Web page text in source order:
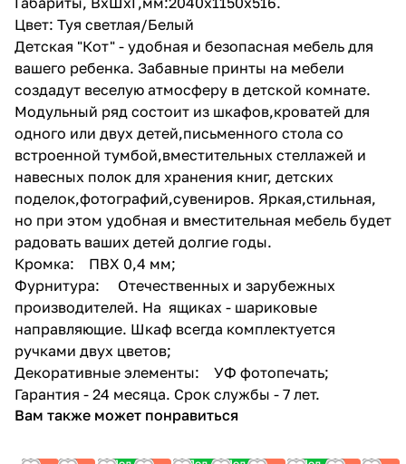
Цвет: Туя светлая/Белый
Детская "Кот" - удобная и безопасная мебель для
вашего ребенка. Забавные принты на мебели
создадут веселую атмосферу в детской комнате.
Модульный ряд состоит из шкафов,кроватей для
одного или двух детей,письменного стола со
встроенной тумбой,вместительных стеллажей и
навесных полок для хранения книг, детских
поделок,фотографий,сувениров. Яркая,стильная,
но при этом удобная и вместительная мебель будет
радовать ваших детей долгие годы.
Кромка: ПВХ 0,4 мм;
Фурнитура: Отечественных и зарубежных
производителей. На ящиках - шариковые
направляющие. Шкаф всегда комплектуется
ручками двух цветов;
Декоративные элементы: УФ фотопечать;
Гарантия - 24 месяца. Срок службы - 7 лет.
Вам также может понравиться